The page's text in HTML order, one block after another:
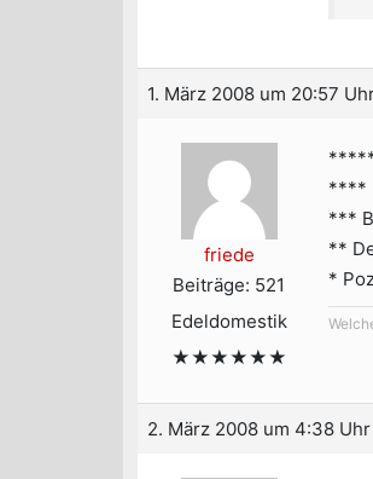
1. März 2008 um 20:57
friede
Beiträge: 521
Edeldomestik
★★★★★★
****
***
**
*
2. März 2008 um 4:38 Uhr